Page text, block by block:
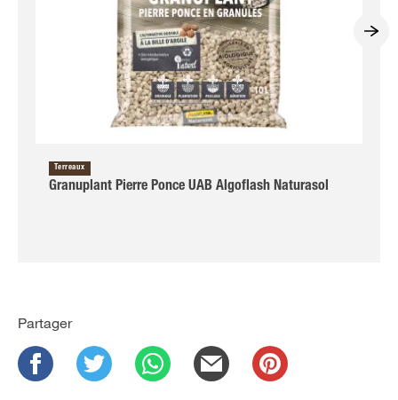
Terreaux
Granuplant Pierre Ponce UAB Algoflash Naturasol
Partager